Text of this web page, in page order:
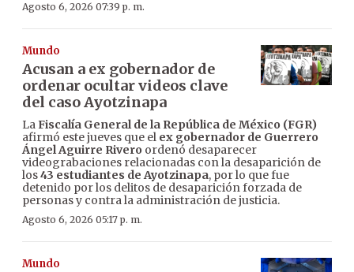
Agosto 6, 2026 07:39 p. m.
Mundo
Acusan a ex gobernador de
ordenar ocultar videos clave
del caso Ayotzinapa
LaFiscalía General de la República de México (FGR)
afirmó este jueves que el ex gobernador de Guerrero
Ángel Aguirre Rivero ordenó desaparecer
videograbaciones relacionadas con la desaparición de
los43 estudiantes de Ayotzinapa, por lo que fue
detenido por los delitos de desaparición forzada de
personas y contra la administración de justicia.
Agosto 6, 2026 05:17 p. m.
Mundo